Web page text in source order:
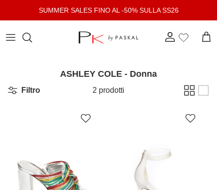
SUMMER SALES FINO AL -50% SULLA SS26
Account
ASHLEY COLE - Donna
Filtro 2 prodotti